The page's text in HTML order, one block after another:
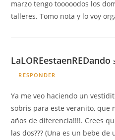
marzo tengo tooooodos los
talleres. Tomo nota y lo voy
LaLOREestaenREDando
RESPONDER
Ya me veo haciendo un
sobris para este veranito, que
años de diferencia!!!!. Crees
las dos??? (Una es un bebe